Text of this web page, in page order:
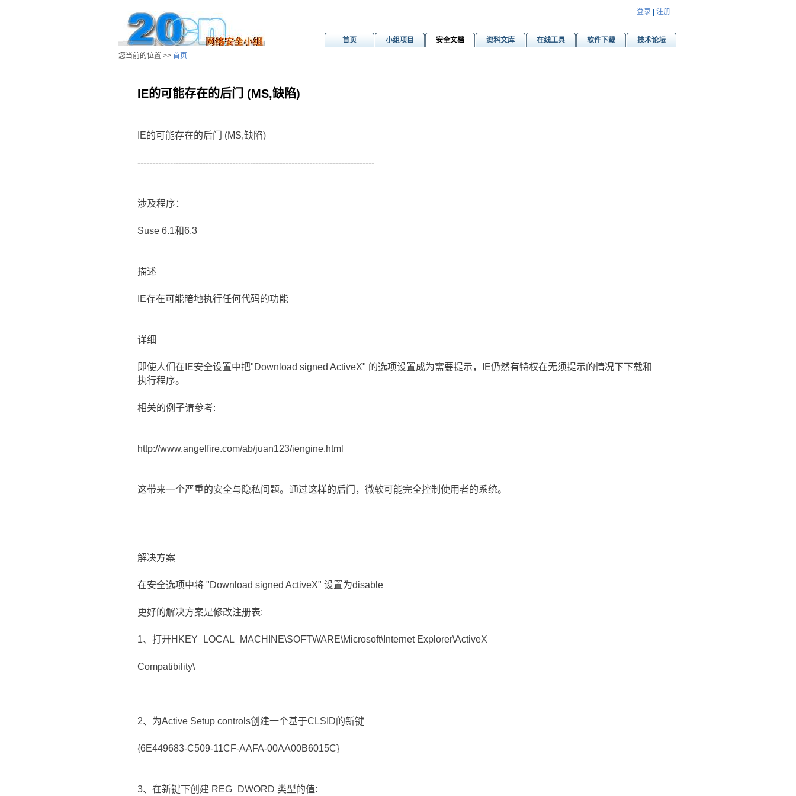
登录 注册
首页 小组项目 安全文档 资料文库 在线工具 软件下载
技术论坛
您当前的位置 >> 首页
IE的可能存在的后门 (MS,缺陷)
IE的可能存在的后门 (MS,缺陷)
--------------------------------------------------------------------------------
涉及程序：
Suse 6.1和6.3
描述
IE存在可能暗地执行任何代码的功能
详细
即使人们在IE安全设置中把"Download signed ActiveX" 的选项设置成为需要提示，IE仍然有特权在无须提示的情况下下载和
执行程序。
相关的例子请参考:
http://www.angelfire.com/ab/juan123/iengine.html
这带来一个严重的安全与隐私问题。通过这样的后门，微软可能完全控制使用者的系统。
解决方案
在安全选项中将 "Download signed ActiveX" 设置为disable
更好的解决方案是修改注册表:
1、打开HKEY_LOCAL_MACHINE\SOFTWARE\Microsoft\Internet Explorer\ActiveX
Compatibility\
2、为Active Setup controls创建一个基于CLSID的新键
{6E449683-C509-11CF-AAFA-00AA00B6015C}
3、在新键下创建 REG_DWORD 类型的值: